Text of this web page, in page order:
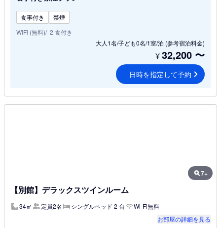
食事付き
禁煙
WiFi (無料) 2 食付き
大人1名/子ども0名/1室/泊 (参考宿泊料金)
¥32,200 〜
日時を指定して予約
7+
【別館】デラックスツインルーム
34㎡ 定員2名 シングルベッド 2 台
Wi-Fi無料
お部屋の詳細を見る